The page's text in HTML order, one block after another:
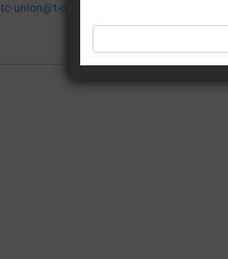
tc-union@t-online.de